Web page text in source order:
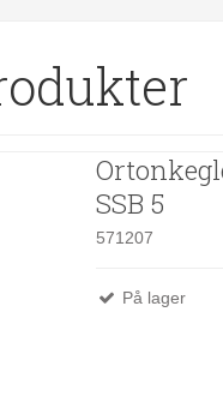
SSB 5
571207
På lager